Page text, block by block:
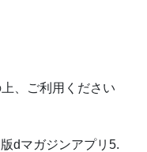
、ご利用ください
dマガジンアプリ5.